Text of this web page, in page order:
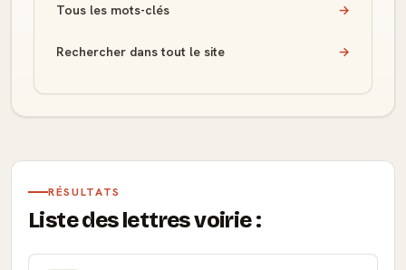
Tous les mots-clés →
Rechercher dans tout le site →
RÉSULTATS
Liste des lettres voirie :